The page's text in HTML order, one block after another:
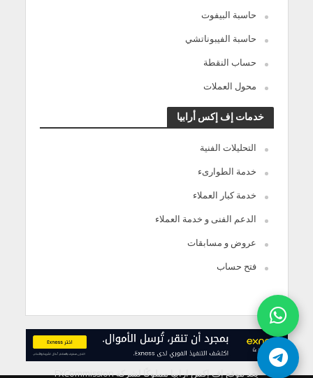
حاسبة البيفوت
حاسبة الفيبوناتشي
حساب النقطة
محول العملات
خدمات إف إكس أرابيا
التحليلات الفنية
خدمة الطوارىء
خدمة كبار العملاء
الدعم الفنى و خدمة العملاء
عروض و مسابقات
فتح حساب
يعد موقع إف إكس ارابيا مملوكًا لشركة FXCommission